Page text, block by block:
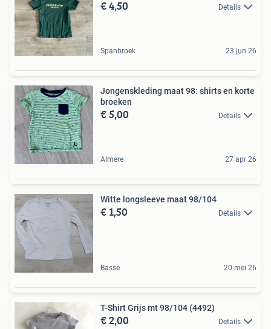
€ 4,50 Details
Spanbroek 23 jun 26
Jongenskleding maat 98: shirts en korte
broeken
€ 5,00 Details
Almere 27 apr 26
Witte longsleeve maat 98/104
€ 1,50 Details
Basse 20 mei 26
T-Shirt Grijs mt 98/104 (4492)
€ 2,00 Details